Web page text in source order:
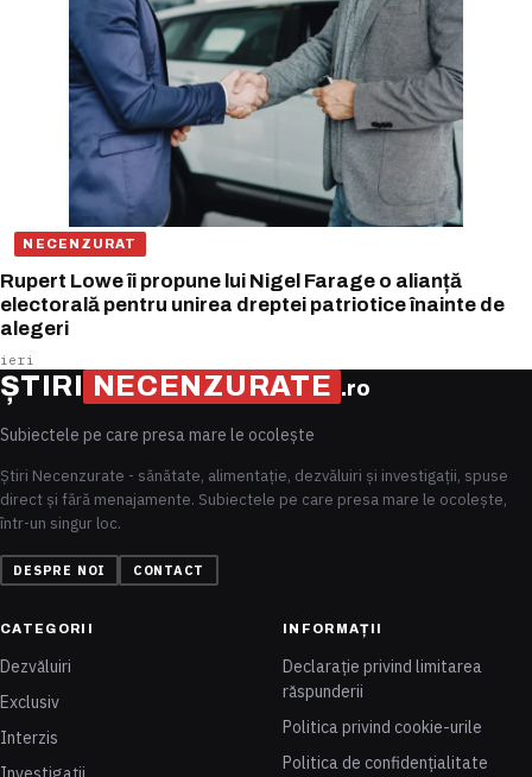
NECENZURAT
Rupert Lowe îi propune lui Nigel Farage o alianță
electorală pentru unirea dreptei patriotice înainte de
alegeri
ieri
ȘTIRI NECENZURATE .ro
Subiectele pe care presa mare le ocolește
Știri Necenzurate - sănătate, alimentație, dezvăluiri și investigații, spuse
direct și fără menajamente. Subiectele pe care presa mare le ocolește,
într-un singur loc.
DESPRE NOI CONTACT
CATEGORII
Dezvăluiri
Exclusiv
Interzis
INFORMAȚII
Declarație privind limitarea
răspunderii
Politica privind cookie-urile
Politica de confidențialitate